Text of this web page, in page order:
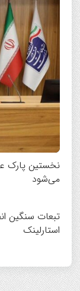
نخستین پارک
می‌شود
تبعات سنگین
استارلینک